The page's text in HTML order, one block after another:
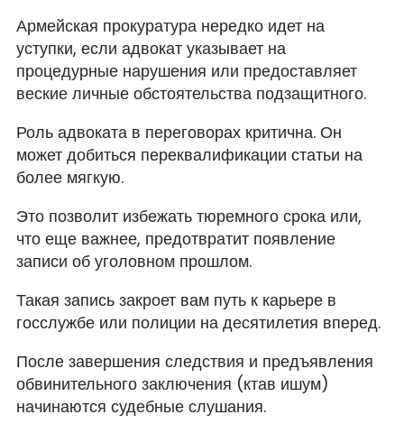
Армейская прокуратура нередко идет на
уступки, если адвокат указывает на
процедурные нарушения или предоставляет
веские личные обстоятельства подзащитного.
Роль адвоката в переговорах критична. Он
может добиться переквалификации статьи на
более мягкую.
Это позволит избежать тюремного срока или,
что еще важнее, предотвратит появление
записи об уголовном прошлом.
Такая запись закроет вам путь к карьере в
госслужбе или полиции на десятилетия вперед.
После завершения следствия и предъявления
обвинительного заключения (ктав ишум)
начинаются судебные слушания.